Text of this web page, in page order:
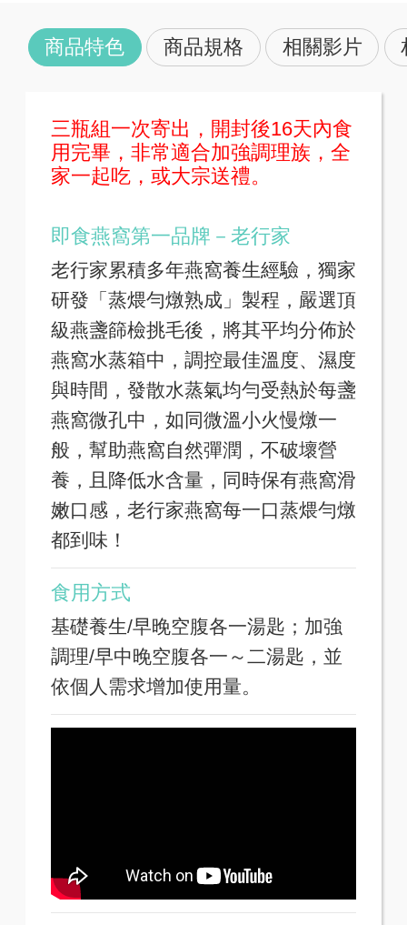
商品特色 商品規格 相關影片
三瓶組一次寄出，開封後16天內食
用完畢，非常適合加強調理族，全
家一起吃，或大宗送禮。
即食燕窩第一品牌－老行家
老行家累積多年燕窩養生經驗，獨家
研發「蒸煨勻燉熟成」製程，嚴選頂
級燕盞篩檢挑毛後，將其平均分佈於
燕窩水蒸箱中，調控最佳溫度、濕度
與時間，發散水蒸氣均勻受熱於每盞
燕窩微孔中，如同微溫小火慢燉一
般，幫助燕窩自然彈潤，不破壞營
養，且降低水含量，同時保有燕窩滑
嫩口感，老行家燕窩每一口蒸煨勻燉
都到味！
食用方式
基礎養生/早晚空腹各一湯匙；加強
調理/早中晚空腹各一～二湯匙，並
依個人需求增加使用量。